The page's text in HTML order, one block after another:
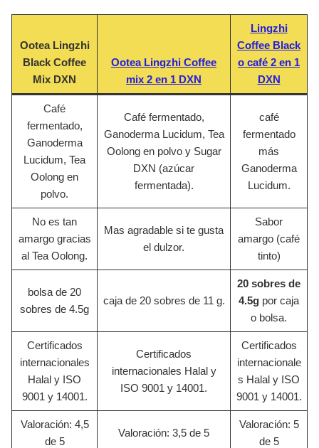
Ootea Lingzhi
Black Coffee
Mix DXN
Ootea Lingzhi Coffee
mix 2 en 1 DXN
Lingzhi
Coffee Black
o café 2 en 1
DXN
Café
fermentado,
Ganoderma
Lucidum, Tea
Oolong en
polvo.
Café fermentado,
Ganoderma Lucidum, Tea
Oolong en polvo y Sugar
DXN (azúcar
fermentada).
café
fermentado
más
Ganoderma
Lucidum.
No es tan
amargo gracias
al Tea Oolong.
Mas agradable si te gusta
el dulzor.
Sabor
amargo (café
tinto)
bolsa de 20
sobres de 4.5g
caja de 20 sobres de 11 g.
20 sobres de
4.5g por caja
o bolsa.
Certificados
internacionales
Halal y ISO
9001 y 14001.
Certificados
internacionales Halal y
ISO 9001 y 14001.
Certificados
internacionale
s Halal y ISO
9001 y 14001.
Valoración: 4,5
de 5
Valoración: 3,5 de 5
Valoración: 5
de 5